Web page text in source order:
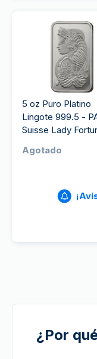
5 oz Puro Platino
Lingote 999.5 -
Suisse Lady
Agotado
¿Por